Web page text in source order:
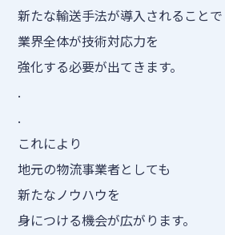
新たな輸送手法が導入されることで
業界全体が技術対応力を
強化する必要が出てきます。
.
.
これにより
地元の物流事業者としても
新たなノウハウを
身につける機会が広がります。